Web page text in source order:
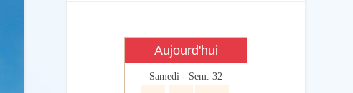
Aujourd'hui
Samedi - Sem. 32